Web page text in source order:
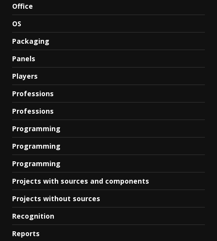
Office
OS
Packaging
Panels
Players
Professions
Professions
Programming
Programming
Programming
Projects with sources and components
Projects without sources
Recognition
Reports